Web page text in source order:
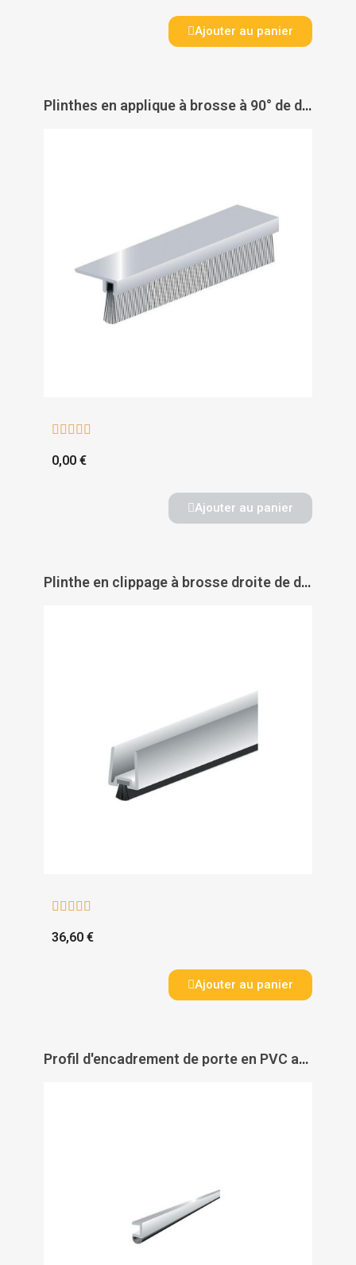
Ajouter au panier
Plinthes en applique à brosse à 90° de dessous de porte type IBS - B - ELLEN
    
0,00 €
Ajouter au panier
Plinthe en clippage à brosse droite de dessous de porte en verre type GDP - ELLEN
    
36,60 €
Ajouter au panier
Profil d'encadrement de porte en PVC avec joint PVC souple type PTS - N - ELLEN